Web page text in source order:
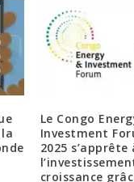
Le Congo
Investment
2025
croissance